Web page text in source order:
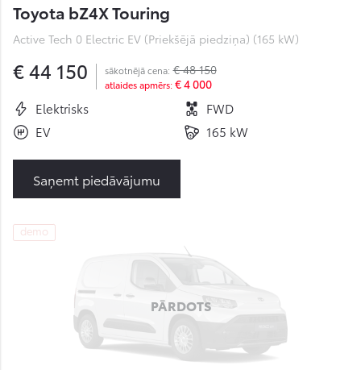
Toyota bZ4X Touring
Active Tech 0 Electric EV (Priekšējā piedziņa) (165 kW)
€ 44 150 sākotnējā cena: € 48 150
atlaides apmērs: € 4 000
Elektrisks
FWD
EV
165 kW
Saņemt piedāvājumu
demo
PĀRDOTS